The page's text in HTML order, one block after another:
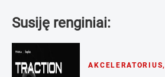
Susiję renginiai:
AKCELERATORIUS,